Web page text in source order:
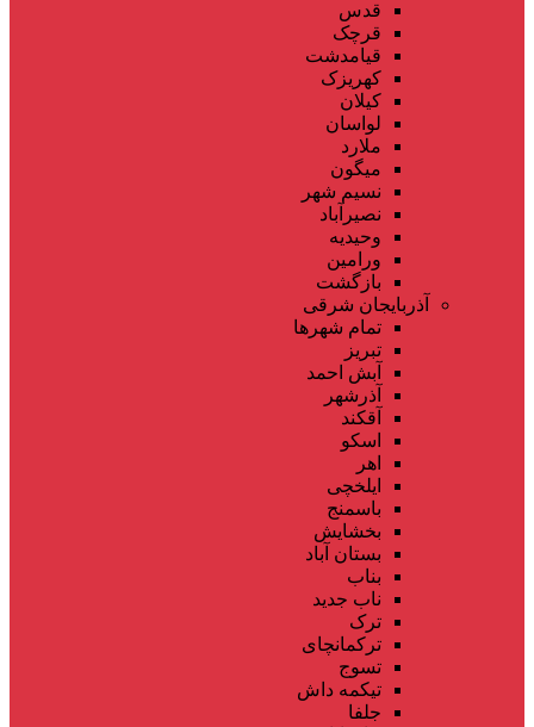
قدس
قرچک
قیامدشت
کهریزک
کیلان
لواسان
ملارد
میگون
نسیم شهر
نصیرآباد
وحیدیه
ورامین
بازگشت
آذربایجان شرقی
تمام شهر‌ها
تبریز
آبش احمد
آذرشهر
آقکند
اسکو
اهر
ایلخچی
باسمنج
بخشایش
بستان آباد
بناب
ناب جدید
ترک
ترکمانچای
تسوج
تیکمه داش
جلفا